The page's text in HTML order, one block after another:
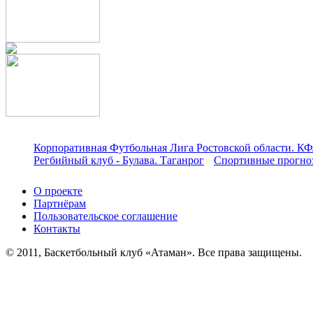
Корпоративная Футбольная Лига Ростовской области.
Регбийный клуб - Булава. Таганрог
Спортивные
О проекте
Партнёрам
Пользовательское соглашение
Контакты
© 2011, Баскетбольный клуб «Атаман». Все права защищены.